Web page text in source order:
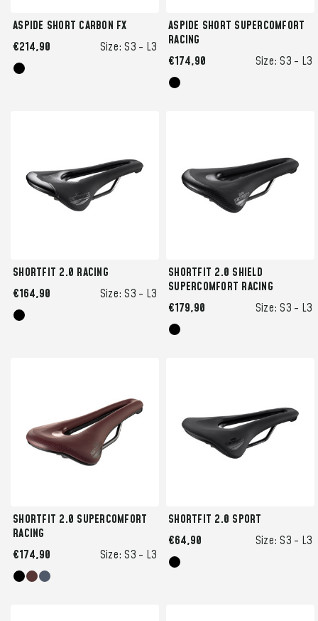
ASPIDE SHORT CARBON FX
Size:S3 - L3
€214,90
ASPIDE SHORT SUPERCOMFORT
RACING
Size:S3 - L3
€174,90
SHORTFIT 2.0 RACING
Size:S3 - L3
€164,90
SHORTFIT 2.0 SHIELD
SUPERCOMFORT RACING
Size:S3 - L3
€179,90
SHORTFIT 2.0 SUPERCOMFORT
RACING
Size:S3 - L3
€174,90
SHORTFIT 2.0 SPORT
Size:S3 - L3
€64,90